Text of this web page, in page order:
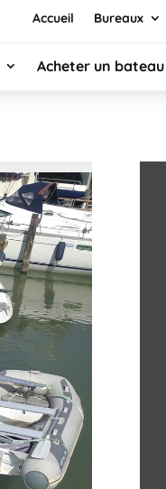
Accueil Bureaux
Acheter un bateau